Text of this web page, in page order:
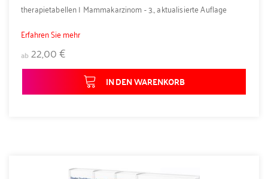
therapietabellen | Mammakarzinom - 3., aktualisierte Auflage
Erfahren Sie mehr
ab22,00 €
IN DEN WARENKORB